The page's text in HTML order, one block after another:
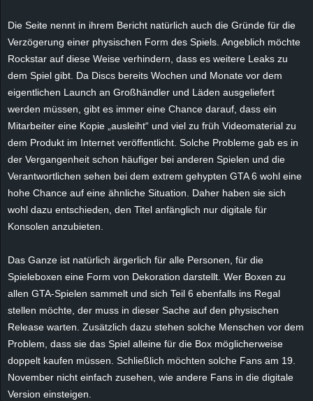
Die Seite nennt in ihrem Bericht natürlich auch die Gründe für die
Verzögerung einer physischen Form des Spiels. Angeblich möchte
Rockstar auf diese Weise verhindern, dass es weitere Leaks zu
dem Spiel gibt. Da Discs bereits Wochen und Monate vor dem
eigentlichen Launch an Großhändler und Läden ausgeliefert
werden müssen, gibt es immer eine Chance darauf, dass ein
Mitarbeiter eine Kopie „ausleiht“ und viel zu früh Videomaterial zu
dem Produkt im Internet veröffentlicht. Solche Probleme gab es in
der Vergangenheit schon häufiger bei anderen Spielen und die
Verantwortlichen sehen bei dem extrem gehypten GTA 6 wohl eine
hohe Chance auf eine ähnliche Situation. Daher haben sie sich
wohl dazu entschieden, den Titel anfänglich nur digitale für
Konsolen anzubieten.
Das Ganze ist natürlich ärgerlich für alle Personen, für die
Spieleboxen eine Form von Dekoration darstellt. Wer Boxen zu
allen GTA-Spielen sammelt und sich Teil 6 ebenfalls ins Regal
stellen möchte, der muss in dieser Sache auf den physischen
Release warten. Zusätzlich dazu stehen solche Menschen vor dem
Problem, dass sie das Spiel alleine für die Box möglicherweise
doppelt kaufen müssen. Schließlich möchten solche Fans am 19.
November nicht einfach zusehen, wie andere Fans in die digitale
Version einsteigen.